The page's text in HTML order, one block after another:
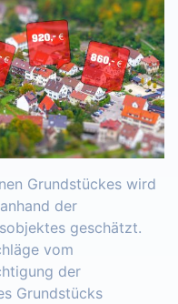
Grundstückes wird
anhand der
geschätzt.
vom
der
Grundstücks